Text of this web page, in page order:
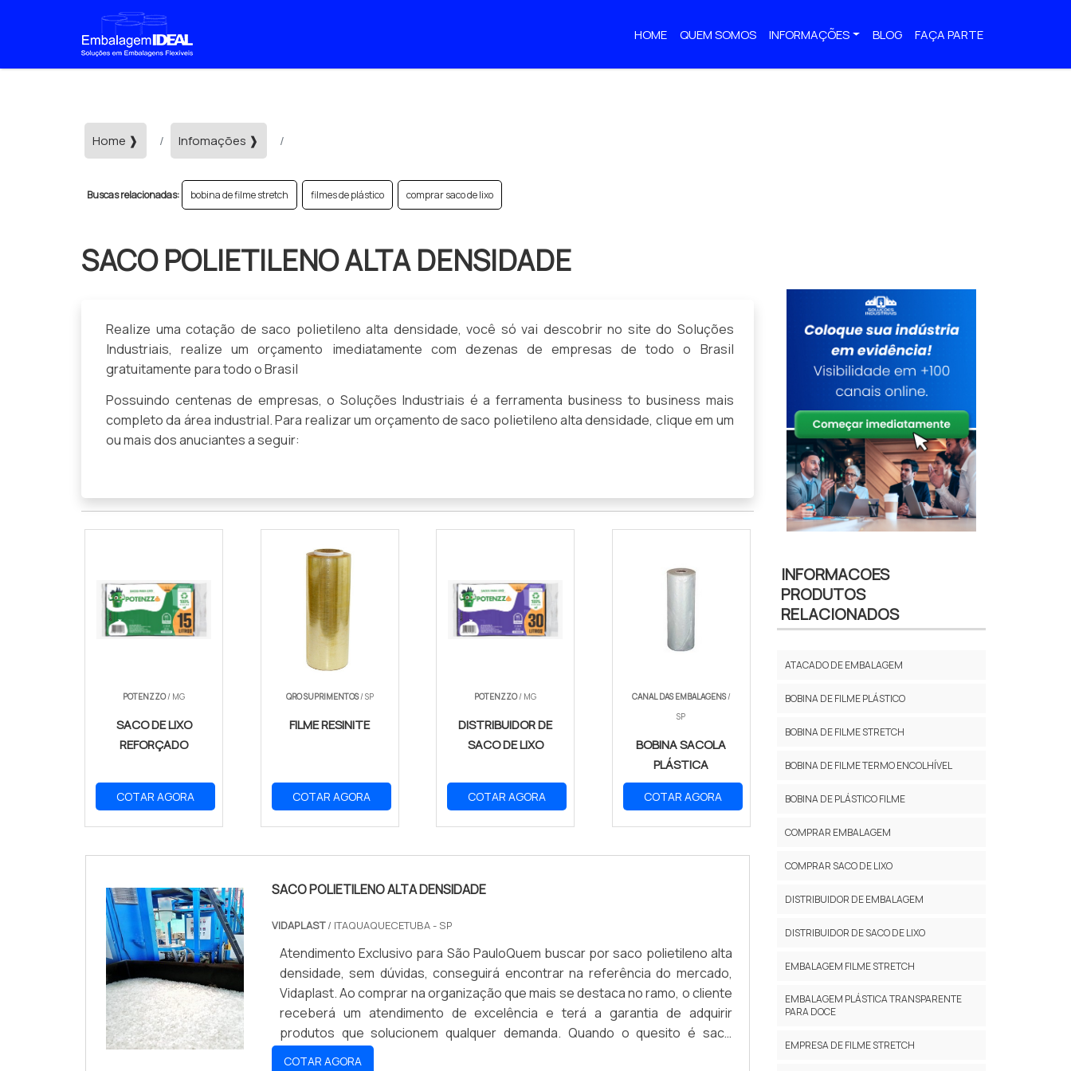
HOME
(CURRENT)
QUEM SOMOS INFORMAÇÕES BLOG FAÇA PARTE
>
Home ❱ Infomações ❱
Buscas relacionadas: bobina de filme stretch filmes de plástico comprar saco de lixo
SACO POLIETILENO ALTA DENSIDADE
Realize uma cotação de saco polietileno alta densidade, você só vai descobrir no site do Soluções
Industriais, realize um orçamento imediatamente com dezenas de empresas de todo o Brasil
gratuitamente para todo o Brasil
Possuindo centenas de empresas, o Soluções Industriais é a ferramenta business to business mais
completo da área industrial. Para realizar um orçamento de saco polietileno alta densidade, clique em um
ou mais dos anuciantes a seguir:
POTENZZO/ MG
SACO DE LIXO
REFORÇADO
COTAR AGORA
QRO SUPRIMENTOS/ SP
FILME RESINITE
COTAR AGORA
POTENZZO/ MG
DISTRIBUIDOR DE
SACO DE LIXO
COTAR AGORA
CANAL DAS EMBALAGENS/
SP
BOBINA SACOLA
PLÁSTICA
COTAR AGORA
SACO POLIETILENO ALTA DENSIDADE
VIDAPLAST/ ITAQUAQUECETUBA - SP
Atendimento Exclusivo para São PauloQuem buscar por saco polietileno alta
densidade, sem dúvidas, conseguirá encontrar na referência do mercado,
Vidaplast. Ao comprar na organização que mais se destaca no ramo, o cliente
receberá um atendimento de excelência e terá a garantia de adquirir
produtos que solucionem qualquer demanda. Quando o quesito é saco
polietileno alta densidade, na Vidaplast o cliente encontrará precisão e o
COTAR AGORA
INFORMACOES
PRODUTOS
RELACIONADOS
ATACADO DE EMBALAGEM
BOBINA DE FILME PLÁSTICO
BOBINA DE FILME STRETCH
BOBINA DE FILME TERMO ENCOLHÍVEL
BOBINA DE PLÁSTICO FILME
COMPRAR EMBALAGEM
COMPRAR SACO DE LIXO
DISTRIBUIDOR DE EMBALAGEM
DISTRIBUIDOR DE SACO DE LIXO
EMBALAGEM FILME STRETCH
EMBALAGEM PLÁSTICA TRANSPARENTE
PARA DOCE
EMPRESA DE FILME STRETCH